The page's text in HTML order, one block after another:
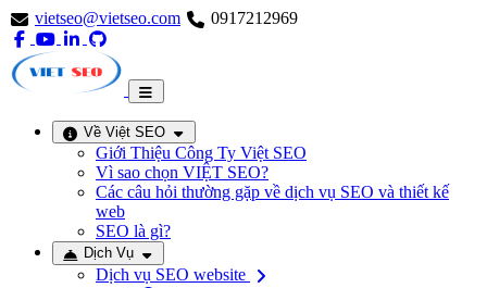
vietseo@vietseo.com 0917212969
Về Việt SEO
Giới Thiệu Công Ty Việt SEO
Vì sao chọn VIỆT SEO?
Các câu hỏi thường gặp về dịch vụ SEO và thiết kế
web
SEO là gì?
Dịch Vụ
Dịch vụ SEO website